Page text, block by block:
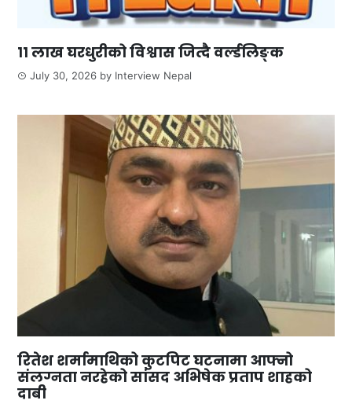
११ लाख घरधुरीको विश्वास जित्दै वर्ल्डलिङ्क
July 30, 2026 by Interview Nepal
रितेश शर्मामाथिको कुटपिट घटनामा आफ्नो
संलग्नता नरहेको सांसद अभिषेक प्रताप शाहको
दाबी